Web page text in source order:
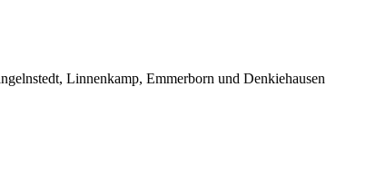
Linnenkamp, Emmerborn und Denkiehausen